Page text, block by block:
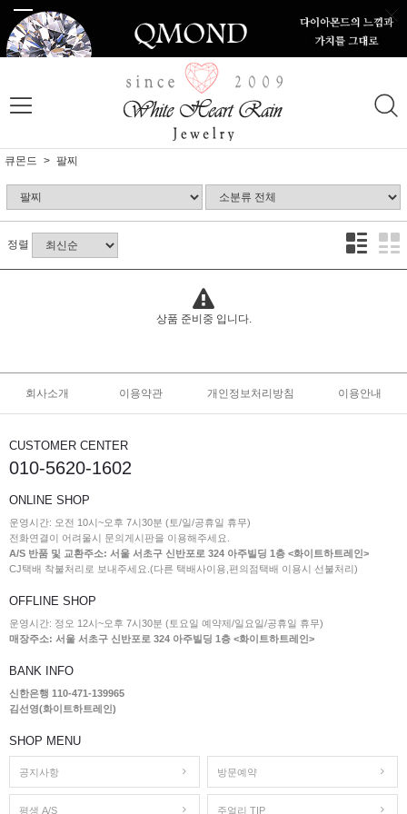
큐몬드 팔찌
정렬
상품 준비중 입니다.
회사소개 이용약관 개인정보처리방침 이용안내
CUSTOMER CENTER
010-5620-1602
ONLINE SHOP
운영시간: 오전 10시~오후 7시30분 (토/일/공휴일 휴무)
전화연결이 어려울시 문의게시판을 이용해주세요.
A/S 반품 및 교환주소: 서울 서초구 신반포로 324 아주빌딩 1층 <화이트하트레인>
CJ택배 착불처리로 보내주세요.(다른 택배사이용,편의점택배 이용시 선불처리)
OFFLINE SHOP
운영시간: 정오 12시~오후 7시30분 (토요일 예약제/일요일/공휴일 휴무)
매장주소: 서울 서초구 신반포로 324 아주빌딩 1층 <화이트하트레인>
BANK INFO
신한은행 110-471-139965
김선영(화이트하트레인)
SHOP MENU
공지사항 방문예약
평생 A/S 주얼리 TIP